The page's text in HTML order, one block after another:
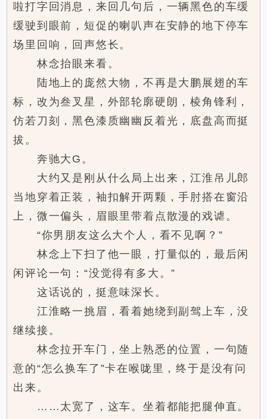
啦打字回消息，来回几句后，一辆黑色的车缓
缓驶到眼前，短促的喇叭声在安静的地下停车
场里回响，回声悠长。
林念抬眼来看。
陆地上的庞然大物，不再是大鹏展翅的车
标，改为叁叉星，外部轮廓硬朗，棱角锋利，
仿若刀刻，黑色漆质幽幽反着光，底盘高而挺
拔。
奔驰大G。
大约又是刚从什么局上出来，江淮吊儿郎
当地穿着正装，袖扣解开两颗，手肘搭在窗沿
上，微一偏头，眉眼里带着点散漫的戏谑。
“你男朋友这么大个人，看不见啊？”
林念上下扫了他一眼，打量似的，最后闲
闲评论一句：“没觉得有多大。”
这话说的，挺意味深长。
江淮略一挑眉，看着她绕到副驾上车，没
继续接。
林念拉开车门，坐上熟悉的位置，一句随
意的“怎么换车了”卡在喉咙里，终于是没有问
出来。
……太宽了，这车。坐着都能把腿伸直。